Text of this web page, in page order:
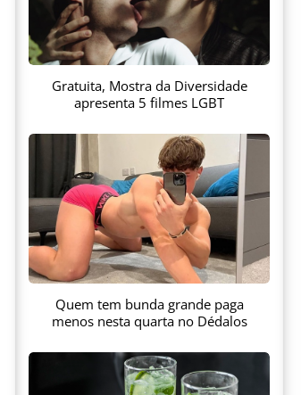
Gratuita, Mostra da Diversidade
apresenta 5 filmes LGBT
Quem tem bunda grande paga
menos nesta quarta no Dédalos